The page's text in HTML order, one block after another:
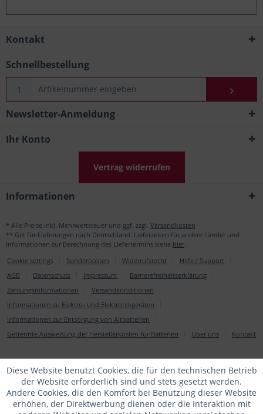
Kontakt
Schnellbestellung
Newsletter-Anmeldung
Ihr Konto
Vertrag widerrufen
Informationen
* Alle Preise inkl. Mehrwertsteuer und ggf. zzgl. Versandkosten
** Gilt für Lieferungen nach Deutschland. Lieferzeiten für andere Länder und
Informationen zur Berechnung des Liefertermins siehe hier
Cookie settings
Sonderposten Widerrufsrecht
Hilfe / Support
AGB
Datenschutz Impressum
Barrierefreiheitserklärung
Zahlungsinformationen
Versandkonditionen
Informationen zu Elektro- und Elektronikgeräten
Informationen zur Entsorgung von Altbatterien
Getrennte Ausweisung der Herstellerkosten für Batterien
Über uns Kontakt
Diese Website benutzt Cookies, die für den technischen Betrieb
der Website erforderlich sind und stets gesetzt werden.
Andere Cookies, die den Komfort bei Benutzung dieser Website
erhöhen, der Direktwerbung dienen oder die Interaktion mit